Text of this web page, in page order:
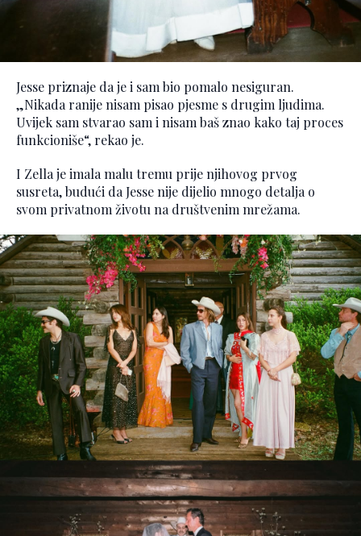
Jesse priznaje da je i sam bio pomalo nesiguran.
„Nikada ranije nisam pisao pjesme s drugim ljudima.
Uvijek sam stvarao sam i nisam baš znao kako taj proces
funkcioniše“, rekao je.
I Zella je imala malu tremu prije njihovog prvog
susreta, budući da Jesse nije dijelio mnogo detalja o
svom privatnom životu na društvenim mrežama.